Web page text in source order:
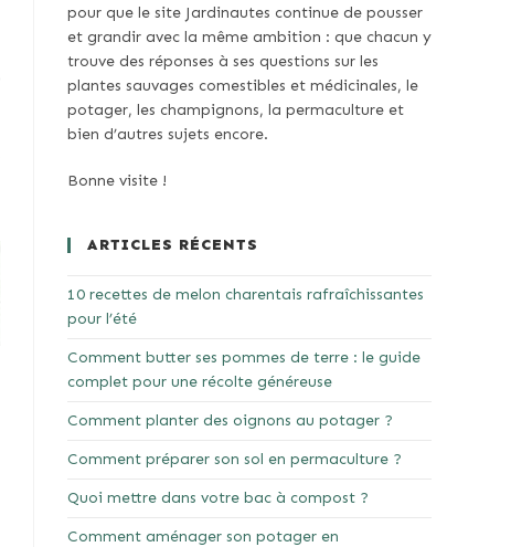
pour que le site Jardinautes continue de pousser
et grandir avec la même ambition : que chacun y
trouve des réponses à ses questions sur les
plantes sauvages comestibles et médicinales, le
potager, les champignons, la permaculture et
bien d’autres sujets encore.
Bonne visite !
ARTICLES RÉCENTS
10 recettes de melon charentais rafraîchissantes
pour l’été
Comment butter ses pommes de terre : le guide
complet pour une récolte généreuse
Comment planter des oignons au potager ?
Comment préparer son sol en permaculture ?
Quoi mettre dans votre bac à compost ?
Comment aménager son potager en